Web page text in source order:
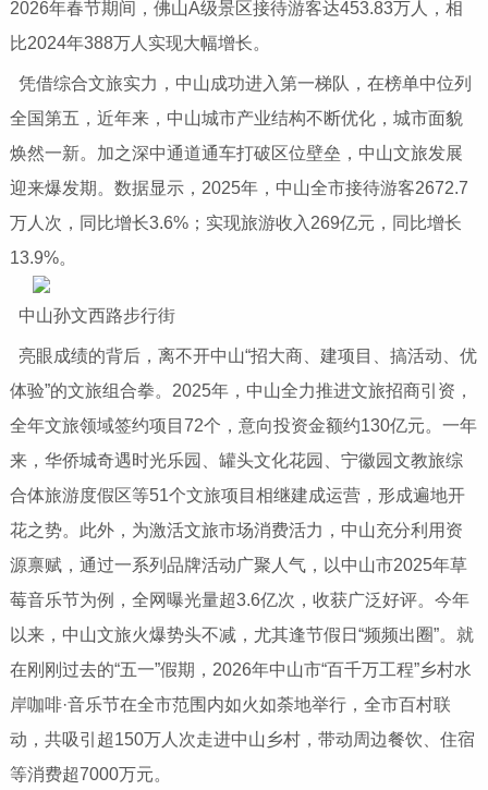
2026年春节期间，佛山A级景区接待游客达453.83万人，相
比2024年388万人实现大幅增长。
凭借综合文旅实力，中山成功进入第一梯队，在榜单中位列
全国第五，近年来，中山城市产业结构不断优化，城市面貌
焕然一新。加之深中通道通车打破区位壁垒，中山文旅发展
迎来爆发期。数据显示，2025年，中山全市接待游客2672.7
万人次，同比增长3.6%；实现旅游收入269亿元，同比增长
13.9%。
中山孙文西路步行街
亮眼成绩的背后，离不开中山“招大商、建项目、搞活动、优
体验”的文旅组合拳。2025年，中山全力推进文旅招商引资，
全年文旅领域签约项目72个，意向投资金额约130亿元。一年
来，华侨城奇遇时光乐园、罐头文化花园、宁徽园文教旅综
合体旅游度假区等51个文旅项目相继建成运营，形成遍地开
花之势。此外，为激活文旅市场消费活力，中山充分利用资
源禀赋，通过一系列品牌活动广聚人气，以中山市2025年草
莓音乐节为例，全网曝光量超3.6亿次，收获广泛好评。今年
以来，中山文旅火爆势头不减，尤其逢节假日“频频出圈”。就
在刚刚过去的“五一”假期，2026年中山市“百千万工程”乡村水
岸咖啡·音乐节在全市范围内如火如荼地举行，全市百村联
动，共吸引超150万人次走进中山乡村，带动周边餐饮、住宿
等消费超7000万元。